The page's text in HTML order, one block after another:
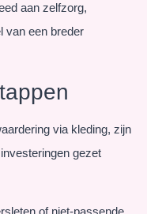
aan zelfzorg,
van een breder
via kleding, zijn
gezet
of niet-passende